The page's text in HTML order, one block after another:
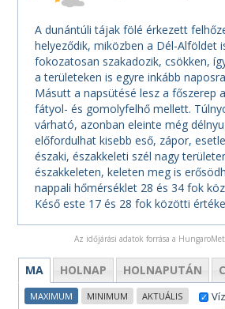
A dunántúli tájak fölé érkezett
helyeződik, miközben a Dél-Alföldet
fokozatosan szakadozik, csökken,
a területeken is egyre inkább
Másutt a napsütésé lesz a főszerep
fátyol- és gomolyfelhő mellett.
várható, azonban eleinte még
előfordulhat kisebb eső, zápor,
északi, északkeleti szél nagy
északkeleten, keleten meg is
nappali hőmérséklet 28 és 34 fok
Késő este 17 és 28 fok közötti
Az időjárási adatok forrása a
MA HOLNAP HOLNAPUTÁN
Víz
MAXIMUM MINIMUM AKTUÁLIS